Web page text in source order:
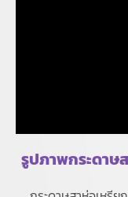
รูปภาพกระดา